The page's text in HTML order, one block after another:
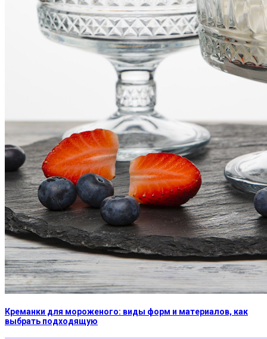
Креманки для мороженого: виды форм и материалов, как
выбрать подходящую